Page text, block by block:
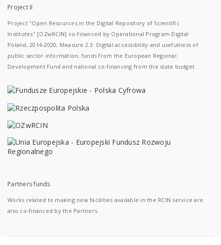
Project II
Project "Open Resources in the Digital Repository of Scientific
Institutes" [OZwRCIN] co-financed by Operational Program Digital
Poland, 2014-2020, Measure 2.3: Digital accessibility and usefulness of
public sector information; funds from the European Regional
Development Fund and national co-financing from the state budget.
Partners funds
Works related to making new facilities available in the RCIN service are
also co-financed by the Partners.